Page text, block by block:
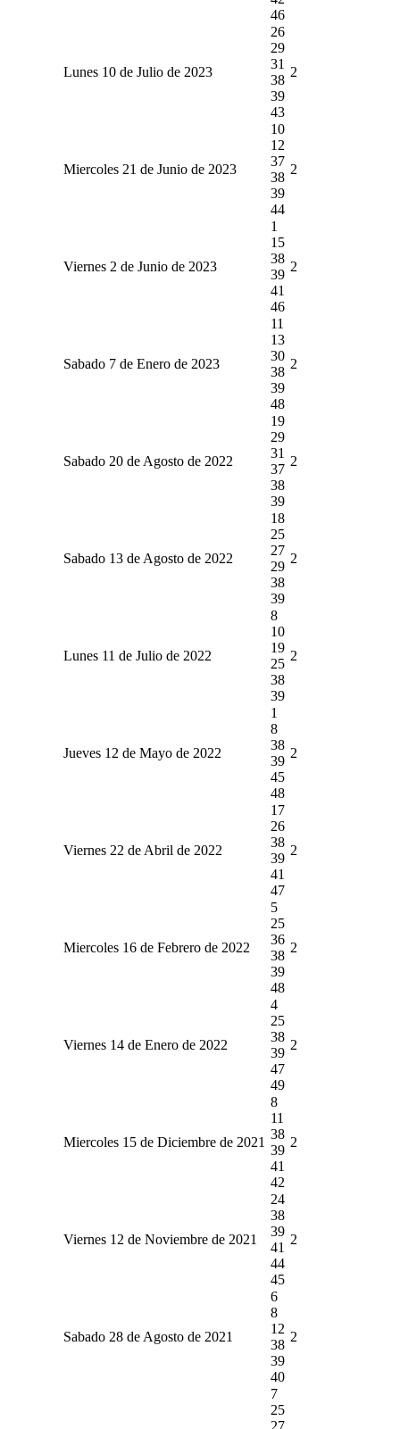
46
Lunes 10 de Julio de 2023
26
29
31
38
39
43
2
Miercoles 21 de Junio de 2023
10
12
37
38
39
44
2
Viernes 2 de Junio de 2023
1
15
38
39
41
46
2
Sabado 7 de Enero de 2023
11
13
30
38
39
48
2
Sabado 20 de Agosto de 2022
19
29
31
37
38
39
2
Sabado 13 de Agosto de 2022
18
25
27
29
38
39
2
Lunes 11 de Julio de 2022
8
10
19
25
38
39
2
Jueves 12 de Mayo de 2022
1
8
38
39
45
48
2
Viernes 22 de Abril de 2022
17
26
38
39
41
47
2
Miercoles 16 de Febrero de 2022
5
25
36
38
39
48
2
Viernes 14 de Enero de 2022
4
25
38
39
47
49
2
Miercoles 15 de Diciembre de 2021
8
11
38
39
41
42
2
Viernes 12 de Noviembre de 2021
24
38
39
41
44
45
2
Sabado 28 de Agosto de 2021
6
8
12
38
39
40
2
7
25
27